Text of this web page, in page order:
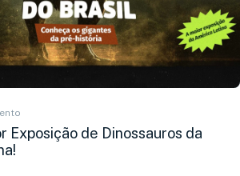
Exposição de Dinossauros da